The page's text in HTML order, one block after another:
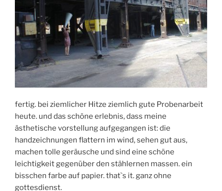
fertig. bei ziemlicher Hitze ziemlich gute Probenarbeit
heute. und das schöne erlebnis, dass meine
ästhetische vorstellung aufgegangen ist: die
handzeichnungen flattern im wind, sehen gut aus,
machen tolle geräusche und sind eine schöne
leichtigkeit gegenüber den stählernen massen. ein
bisschen farbe auf papier. that`s it. ganz ohne
gottesdienst.